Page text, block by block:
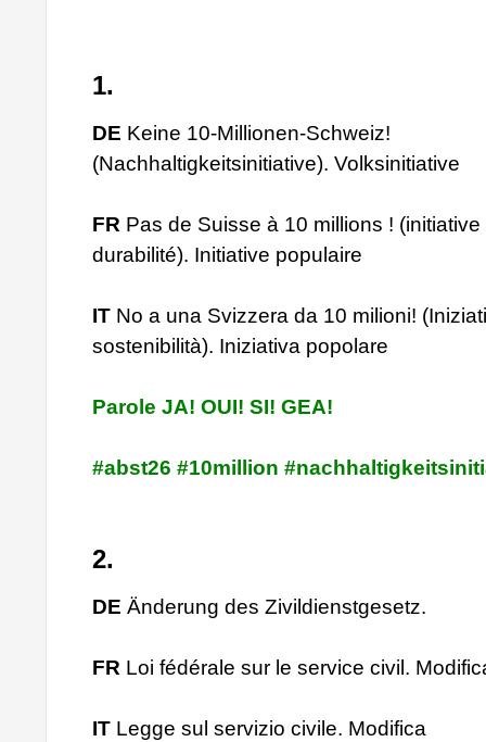
1.
DE Keine 10-Millionen-Schweiz!
(Nachhaltigkeitsinitiative). Volksinitiative
FR Pas de Suisse à 10 millions ! (initiative
durabilité). Initiative populaire
IT No a una Svizzera da 10 milioni!
sostenibilità). Iniziativa popolare
Parole JA! OUI! SI! GEA!
#abst26 #10million
2.
DE Änderung des Zivildienstgesetz.
FR Loi fédérale sur le service civil.
IT Legge sul servizio civile. Modifica